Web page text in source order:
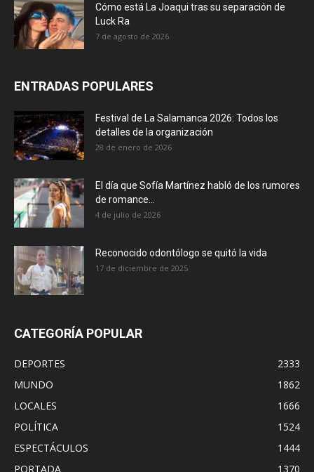
Cómo está La Joaqui tras su separación de
Luck Ra
7 de agosto de 2026
ENTRADAS POPULARES
Festival de La Salamanca 2026: Todos los
detalles de la organización
28 de enero de 2026
El día que Sofía Martínez habló de los rumores
de romance...
4 de julio de 2026
Reconocido odontólogo se quitó la vida
17 de diciembre de 2025
CATEGORÍA POPULAR
DEPORTES
2333
MUNDO
1862
LOCALES
1666
POLÍTICA
1524
ESPECTÁCULOS
1444
PORTADA
1370